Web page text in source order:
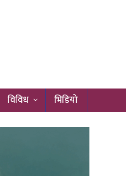
विविध भिडियो